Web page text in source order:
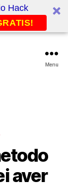
Hack
Menu
aver